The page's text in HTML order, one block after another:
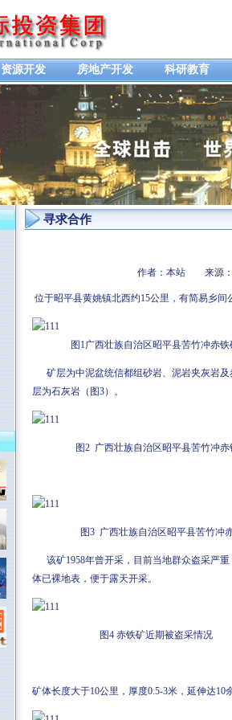
资源开发 房地产开发 科研教育
寻求合作
作者：本站 来源
位于昭平县黄姚镇北西约15公里，有简易乡间
图1广西壮族自治区昭平县苦竹冲赤铁
矿层为中泥盆统信都组砂岩、泥岩夹灰岩及
层为石灰岩（图3）。
图2 广西壮族自治区昭平县苦竹冲赤
图3 广西壮族自治区昭平县苦竹冲赤
该矿1958年曾开采，目前当地群众盗采严重
体已裸地表，便于露天开采。
图4 赤铁矿近期被盗采情况
矿体长度大于10公里，厚度0.5-3米，延伸达10